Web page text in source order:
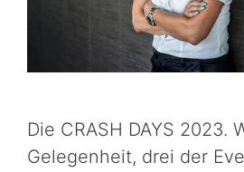
Die CRASH DAYS 2023.
Gelegenheit, drei der